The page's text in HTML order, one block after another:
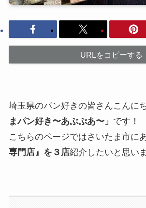
URLをコピーする
埼玉県のパン好きの皆さんこんに
まパン好き〜あぶぷあ〜」 です！
こちらのページではさいたま市に
専門店』を３店紹介したいと思いま